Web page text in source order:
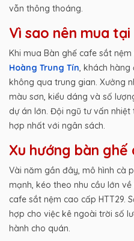
vẫn thông thoáng.
Vì sao nên mua
Khi mua Bàn ghế cafe sắt
Hoàng Trung Tín , khách
không qua trung gian. Xưởng
màu sơn, kiểu dáng và số
dự án lớn. Đội ngũ tư vấn
hợp nhất với ngân sách.
Xu hướng bàn
Vài năm gần đây, mô hình cà
mạnh, kéo theo nhu cầu lớn
cafe sắt nệm cao cấp HTT29.
hợp cho việc kê ngoài trời số
hành cho quán.